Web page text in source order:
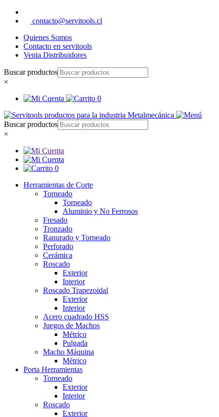
contacto@servitools.cl
Quienes Somos
Contacto en servitools
Venta Distribuidores
Buscar productos
×
0
Buscar productos
×
0
Herramientas de Corte
Torneado
Torneado
Aluminio y No Ferrosos
Fresado
Tronzado
Ranurado y Torneado
Perforado
Cerámica
Roscado
Exterior
Interior
Roscado Trapezoidal
Exterior
Interior
Acero cuadrado HSS
Juegos de Machos
Métrico
Pulgada
Macho Máquina
Métrico
Porta Herramientas
Torneado
Exterior
Interior
Roscado
Exterior